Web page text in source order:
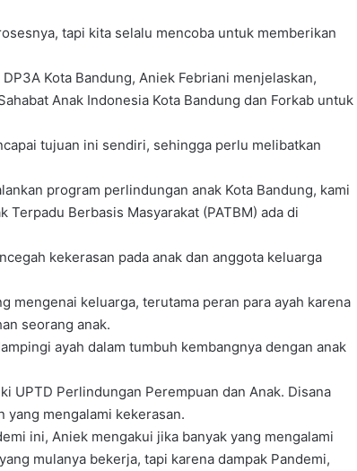
tapi kita selalu mencoba untuk memberikan
Kota Bandung, Aniek Febriani menjelaskan,
Anak Indonesia Kota Bandung dan Forkab untuk
tujuan ini sendiri, sehingga perlu melibatkan
program perlindungan anak Kota Bandung, kami
Berbasis Masyarakat (PATBM) ada di
kekerasan pada anak dan anggota keluarga
mengenai keluarga, terutama peran para ayah karena
seorang anak.
ayah dalam tumbuh kembangnya dengan anak
UPTD Perlindungan Perempuan dan Anak. Disana
yang mengalami kekerasan.
ini, Aniek mengakui jika banyak yang mengalami
mulanya bekerja, tapi karena dampak Pandemi,